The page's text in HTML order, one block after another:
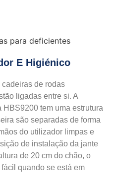
E Higiénico
de rodas
ligadas entre si. A
tem uma estrutura
são separadas de forma
do utilizador limpas e
de instalação da jante
de 20 cm do chão, o
quando se está em